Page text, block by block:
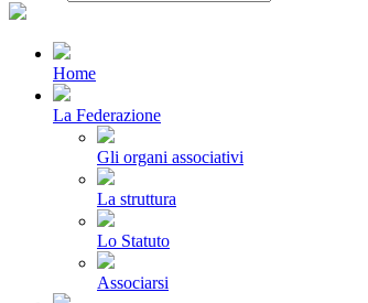
Home
La Federazione
Gli organi associativi
La struttura
Lo Statuto
Associarsi